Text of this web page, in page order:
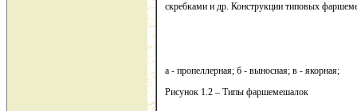
скребками и др. Конструкции типовых
а - пропеллерная; б - выносная; в - якорная;
Рисунок 1.2 – Типы фаршемешалок